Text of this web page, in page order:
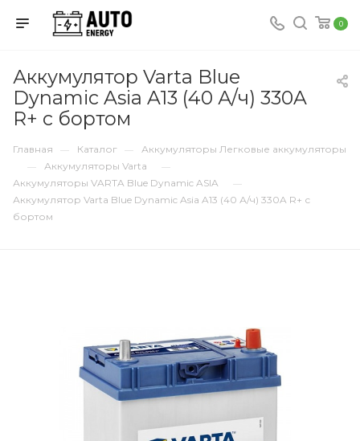
0
Аккумулятор Varta Blue
Dynamic Asia A13 (40 А/ч) 330A
R+ с бортом
Главная — Каталог — Аккумуляторы Легковые аккумуляторы
— Аккумуляторы Varta —
Аккумуляторы VARTA Blue Dynamic ASIA —
Аккумулятор Varta Blue Dynamic Asia A13 (40 А/ч) 330A R+ с
бортом